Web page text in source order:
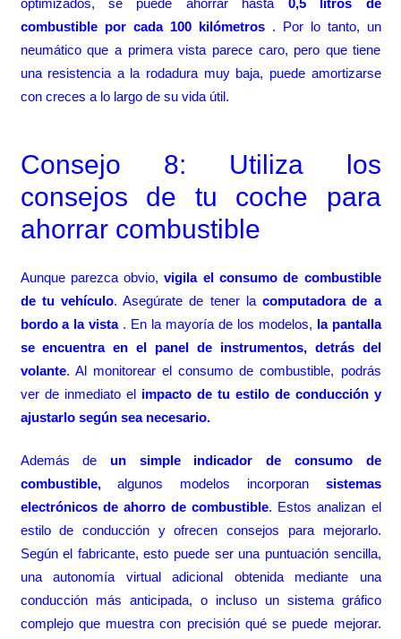
optimizados, se puede ahorrar hasta 0,5 litros de
combustible por cada 100 kilómetros. Por lo tanto, un
neumático que a primera vista parece caro, pero que tiene
una resistencia a la rodadura muy baja, puede amortizarse
con creces a lo largo de su vida útil.
Consejo 8: Utiliza los
consejos de tu coche para
ahorrar combustible
Aunque parezca obvio,vigila el consumo de combustible
de tu vehículo. Asegúrate de tener lacomputadora de a
bordo a la vista. En la mayoría de los modelos, la pantalla
se encuentra en el panel de instrumentos, detrás del
volante. Al monitorear el consumo de combustible, podrás
ver de inmediato el impacto de tu estilo de conducción y
ajustarlo según sea necesario.
Además de un simple indicador de consumo de
combustible,algunos modelos incorporan sistemas
electrónicos de ahorro de combustible. Estos analizan el
estilo de conducción y ofrecen consejos para mejorarlo.
Según el fabricante, esto puede ser una puntuación sencilla,
una autonomía virtual adicional obtenida mediante una
conducción más anticipada, o incluso un sistema gráfico
complejo que muestra con precisión qué se puede mejorar.